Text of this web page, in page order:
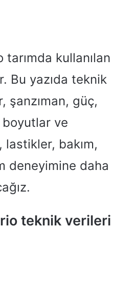
kullanılan
Bu yazıda teknik
şanzıman, güç,
ve
lastikler, bakım,
deneyimine daha
teknik verileri